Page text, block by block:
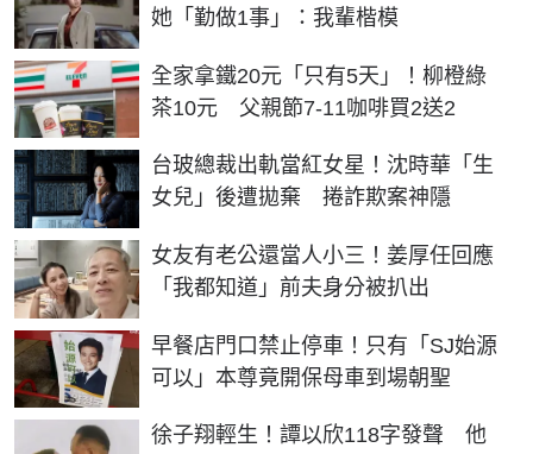
她「勤做1事」：我輩楷模
全家拿鐵20元「只有5天」！柳橙綠
茶10元 父親節7-11咖啡買2送2
台玻總裁出軌當紅女星！沈時華「生
女兒」後遭拋棄 捲詐欺案神隱
女友有老公還當人小三！姜厚任回應
「我都知道」前夫身分被扒出
早餐店門口禁止停車！只有「SJ始源
可以」本尊竟開保母車到場朝聖
徐子翔輕生！譚以欣118字發聲 他